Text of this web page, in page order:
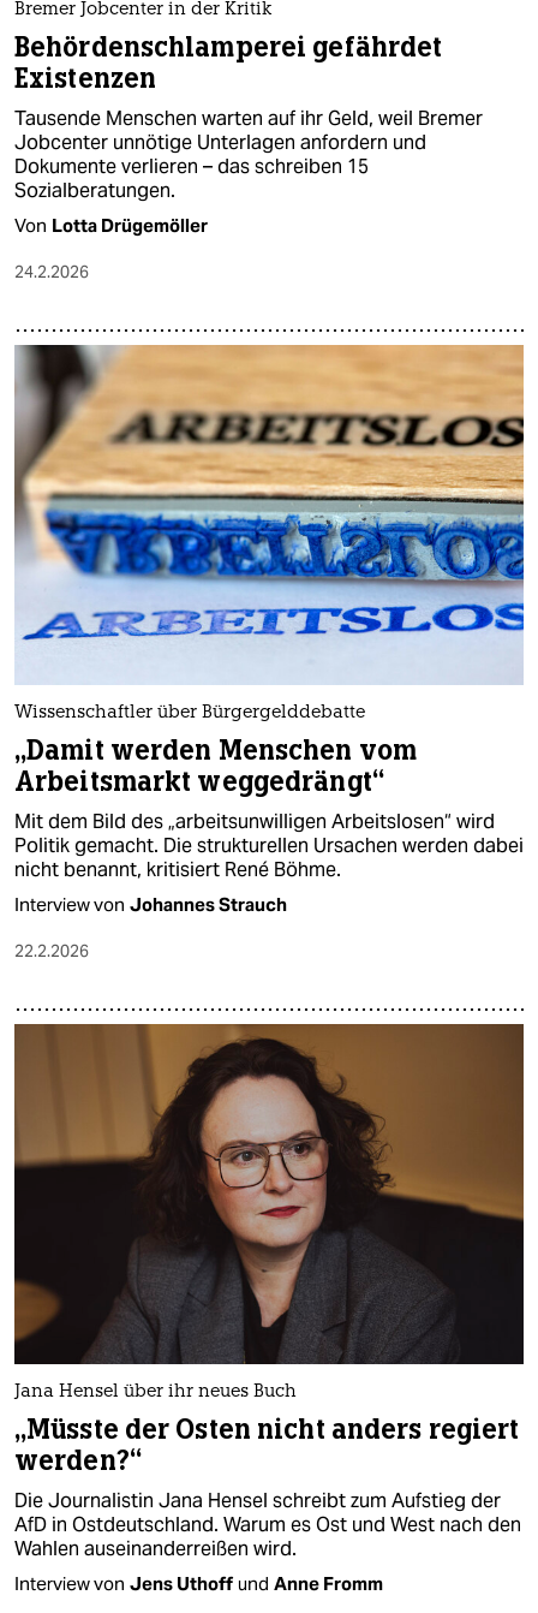
Bremer Jobcenter in der Kritik
Behördenschlamperei gefährdet
Existenzen
Tausende Menschen warten auf ihr Geld, weil Bremer
Jobcenter unnötige Unterlagen anfordern und
Dokumente verlieren – das schreiben 15
Sozialberatungen.
Von Lotta Drügemöller
24.2.2026
Wissenschaftler über Bürgergelddebatte
„Damit werden Menschen vom
Arbeitsmarkt weggedrängt“
Mit dem Bild des „arbeitsunwilligen Arbeitslosen“ wird
Politik gemacht. Die strukturellen Ursachen werden dabei
nicht benannt, kritisiert René Böhme.
Interview von Johannes Strauch
22.2.2026
Jana Hensel über ihr neues Buch
„Müsste der Osten nicht anders regiert
werden?“
Die Journalistin Jana Hensel schreibt zum Aufstieg der
AfD in Ostdeutschland. Warum es Ost und West nach den
Wahlen aus­ein­ander­reißen wird.
Interview von Jens Uthoff und Anne Fromm